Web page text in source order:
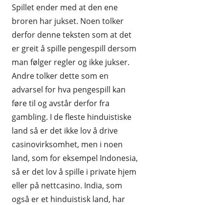
Spillet ender med at den ene
broren har jukset. Noen tolker
derfor denne teksten som at det
er greit å spille pengespill dersom
man følger regler og ikke jukser.
Andre tolker dette som en
advarsel for hva pengespill kan
føre til og avstår derfor fra
gambling. I de fleste hinduistiske
land så er det ikke lov å drive
casinovirksomhet, men i noen
land, som for eksempel Indonesia,
så er det lov å spille i private hjem
eller på nettcasino. India, som
også er et hinduistisk land, har